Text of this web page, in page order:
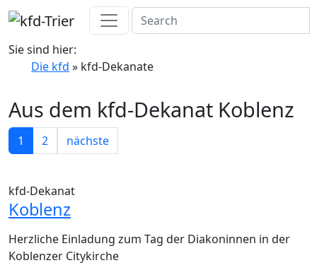
Sie sind hier:
Die kfd » kfd-Dekanate
Aus dem kfd-Dekanat Koblenz
1 2 nächste
kfd-Dekanat
Koblenz
Herzliche Einladung zum Tag der Diakoninnen in der
Koblenzer Citykirche